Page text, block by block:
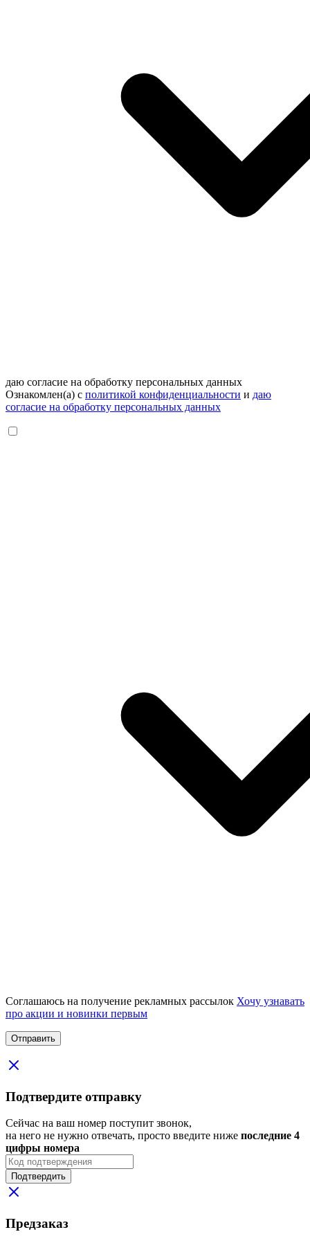
даю согласие на обработку персональных данных
Ознакомлен(а) с политикой конфиденциальности и даю
согласие на обработку персональных данных
Соглашаюсь на получение рекламных рассылок Хочу узнавать
про акции и новинки первым
Подтвердите отправку
Сейчас на ваш номер поступит звонок,
на него не нужно отвечать, просто введите ниже последние 4
цифры номера
Подтвердить
Предзаказ